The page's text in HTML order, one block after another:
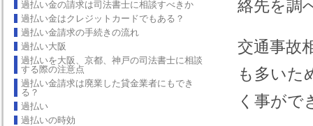
過払い金の請求は司法書士に相談すべきか
過払い金はクレジットカードでもある？
過払い金請求の手続きの流れ
過払い大阪
過払いを大阪、京都、神戸の司法書士に相談
する際の注意点
過払い金請求は廃業した貸金業者にもでき
る？
過払い
過払いの時効
絡先を調
交通事故
も多いた
く事がで